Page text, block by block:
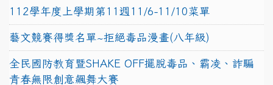
112學年度上學期第11週11/6-11/10菜單
藝文競賽得獎名單~拒絕毒品漫畫(八年級)
全民國防教育暨SHAKE OFF擺脫毒品、霸凌、詐騙
青春無限創意飆舞大賽